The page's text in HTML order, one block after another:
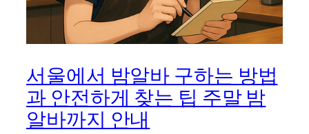
서울에서 밤알바 구하는 방법
과 안전하게 찾는 팁 주말 밤
알바까지 안내